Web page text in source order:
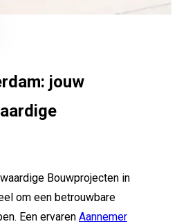
jouw
Bouwprojecten in
om een betrouwbare
Een ervaren Aannemer